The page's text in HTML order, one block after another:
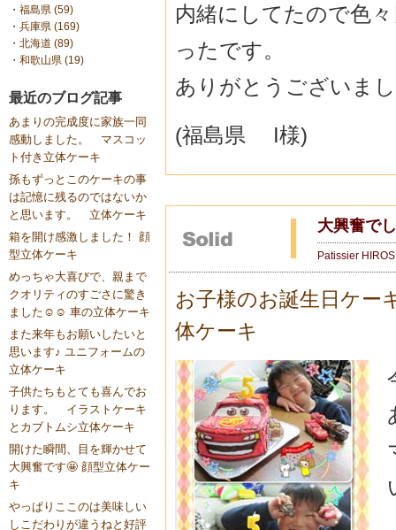
・ 福島県 (59)
・ 兵庫県 (169)
・ 北海道 (89)
・ 和歌山県 (19)
最近のブログ記事
あまりの完成度に家族一同
感動しました。 マスコッ
ト付き立体ケーキ
孫もずっとこのケーキの事
は記憶に残るのではないか
と思います。 立体ケーキ
箱を開け感激しました！ 顔
型立体ケーキ
めっちゃ大喜びで、親まで
クオリティのすごさに驚き
ました☺️☺️ 車の立体ケーキ
また来年もお願いしたいと
思います♪ ユニフォームの
立体ケーキ
子供たちもとても喜んでお
ります。 イラストケーキ
とカブトムシ立体ケーキ
開けた瞬間、目を輝かせて
大興奮です🤩 顔型立体ケー
キ
やっぱりここのは美味しい
しこだわりが違うねと好評
内緒にしてたので色
ったです。
ありがとうございま
(福島県 I様)
大興奮で
Patissier
お子様のお誕生日ケー
体ケーキ